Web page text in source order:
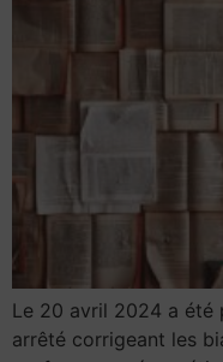
Le 20 avril 2024 a été
arrêté corrigeant les